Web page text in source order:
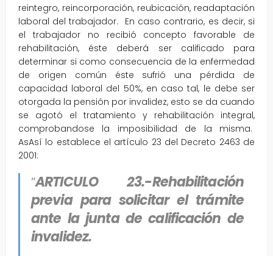
reintegro, reincorporación, reubicación, readaptación
laboral del trabajador. En caso contrario, es decir, si
el trabajador no recibió concepto favorable de
rehabilitación, éste deberá ser calificado para
determinar si como consecuencia de la enfermedad
de origen común éste sufrió una pérdida de
capacidad laboral del 50%, en caso tal, le debe ser
otorgada la pensión por invalidez, esto se da cuando
se agotó el tratamiento y rehabilitación integral,
comprobandose la imposibilidad de la misma.
AsAsí lo establece el artículo 23 del Decreto 2463 de
2001:
“ARTICULO 23.-Rehabilitación
previa para solicitar el trámite
ante la junta de calificación de
invalidez.